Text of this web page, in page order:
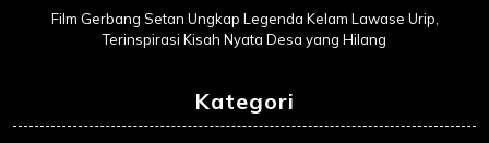
Film Gerbang Setan Ungkap Legenda Kelam Lawase Urip,
Terinspirasi Kisah Nyata Desa yang Hilang
Kategori